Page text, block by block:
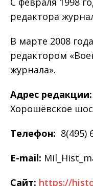
редактора
В марте 2008
редактором
журнала».
Адрес редакции:
Хорошёвское
Телефон: 8(495)
E-mail:
Сайт: https://